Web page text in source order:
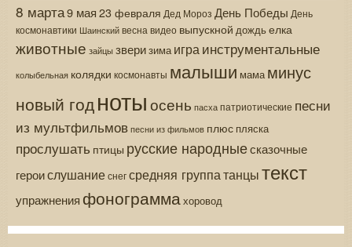
8 марта9 мая 23 февраля Дед Мороз День Победы День
космонавтики Шаинскийвесна видео выпускной дождь елка
животные зайцы зверизима играинструментальные
колыбельная колядки космонавты малыши мама минус
новый годнотыосень пасха патриотические песни
из мультфильмов песни из фильмов плюс пляска
прослушать птицы русские народныесказочные
героислушаниеснегсредняя группатанцытекст
упражнения фонограммахоровод